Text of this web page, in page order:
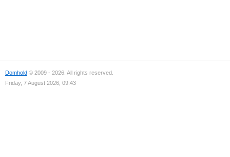
Domhold © 2009 - 2026. All rights reserved.
Friday, 7 August 2026, 09:43